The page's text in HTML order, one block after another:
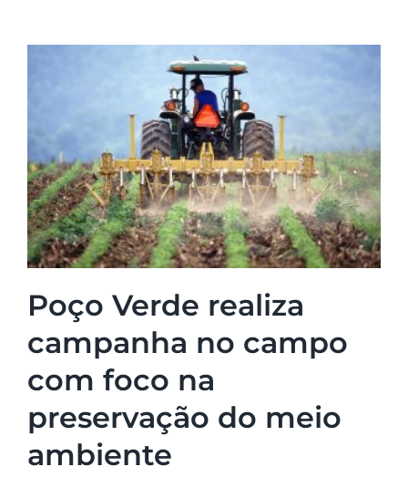
Poço Verde realiza
campanha no campo
com foco na
preservação do meio
ambiente